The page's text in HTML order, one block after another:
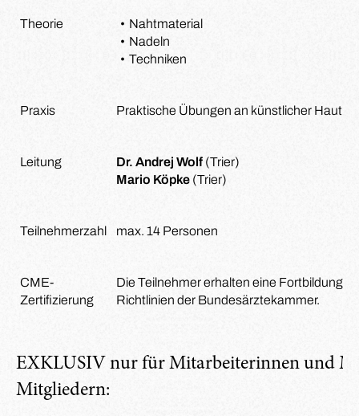
Theorie
Nahtmaterial
Nadeln
Techniken
Praxis Praktische Übungen an künstlicher Haut
Leitung Dr. Andrej Wolf (Trier)
Mario Köpke (Trier)
Teilnehmerzahl max. 14 Personen
CME-
Zertifizierung
Die Teilnehmer erhalten eine
Richtlinien der Bundesärztekammer.
EXKLUSIV nur für Mitarbeiterinnen und
Mitgliedern: